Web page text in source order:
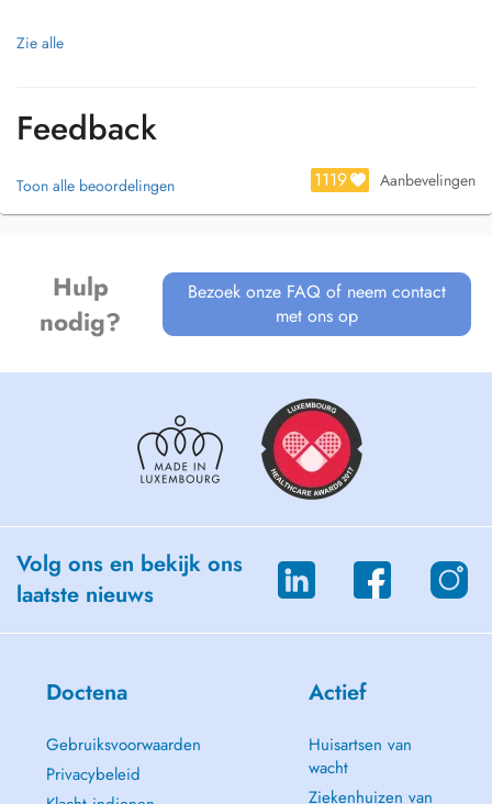
-Epilepsies
-Maladies cérébro-vasculaires
Zie alle
Feedback
Toon alle beoordelingen 1119 Aanbevelingen
Hulp
nodig?
Bezoek onze FAQ of neem contact
met ons op
Volg ons en bekijk ons
laatste nieuws
Doctena
Gebruiksvoorwaarden
Privacybeleid
Actief
Huisartsen van
wacht
Ziekenhuizen van